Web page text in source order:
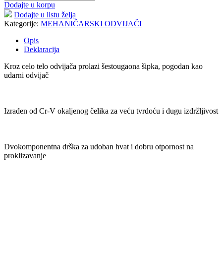
Dodajte u korpu
Dodajte u listu želja
Kategorije: MEHANIČARSKI ODVIJAČI
Opis
Deklaracija
Kroz celo telo odvijača prolazi šestougaona šipka, pogodan kao
udarni odvijač
Izrađen od Cr-V okaljenog čelika za veću tvrdoću i dugu izdržljivost
Dvokomponentna drška za udoban hvat i dobru otpornost na
proklizavanje